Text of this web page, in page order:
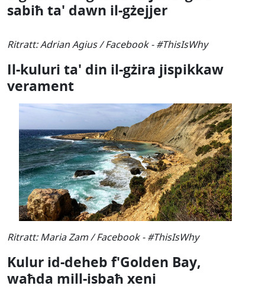
sabiħ ta' dawn il-gżejjer
Ritratt: Adrian Agius / Facebook - #ThisIsWhy
Il-kuluri ta' din il-gżira jispikkaw
verament
Ritratt: Maria Zam / Facebook - #ThisIsWhy
Kulur id-deheb f'Golden Bay,
waħda mill-isbaħ xeni